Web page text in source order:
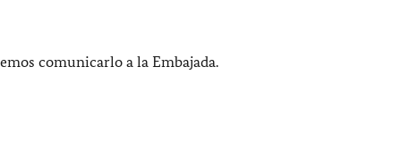
comunicarlo a la Embajada.